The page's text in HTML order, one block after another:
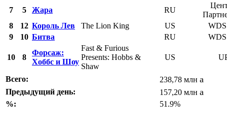
7
5 Жара RU
8
12 Король Лев The Lion King US
9
10 Битва RU
10 8
Форсаж:
Хоббс и Шоу
Fast & Furious
Presents: Hobbs &
Shaw
US
Всего: 238,78 млн a
Предыдущий день: 157,20 млн a
%: 51.9%